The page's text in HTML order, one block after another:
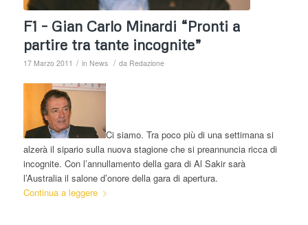
F1 – Gian Carlo Minardi “Pronti a
partire tra tante incognite”
17 Marzo 2011 / in News / da Redazione
Ci siamo. Tra poco più di una settimana si
alzerà il sipario sulla nuova stagione che si preannuncia ricca di
incognite. Con l’annullamento della gara di Al Sakir sarà
l’Australia il salone d’onore della gara di apertura.
Continua a leggere